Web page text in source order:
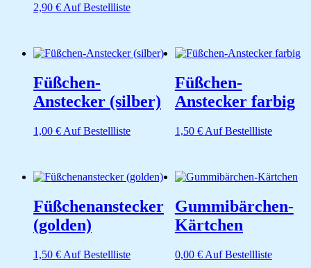
2,90 € Auf Bestellliste
Füßchen-
Anstecker (silber)
1,00 € Auf Bestellliste
Füßchen-
Anstecker farbig
1,50 € Auf Bestellliste
Füßchenanstecker
(golden)
1,50 € Auf Bestellliste
Gummibärchen-
Kärtchen
0,00 € Auf Bestellliste